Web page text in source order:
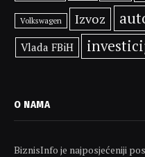
Volkswagen Izvoz
Vlada FBiH
O NAMA
BiznisInfo je najposjećeniji